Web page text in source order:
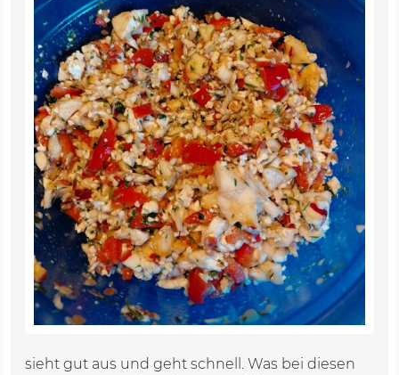
sieht gut aus und geht schnell. Was bei diesen